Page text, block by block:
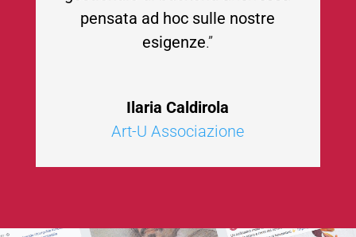
pensata ad hoc sulle nostre
esigenze.”
Ilaria Caldirola
Art-U Associazione